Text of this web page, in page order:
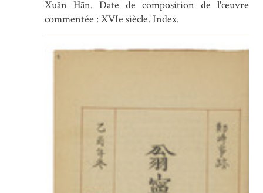
Xuân Hãn. Date de composition de l'œuvre
commentée : XVIe siècle. Index.